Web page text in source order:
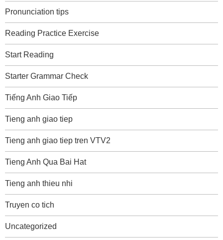
Pronunciation tips
Reading Practice Exercise
Start Reading
Starter Grammar Check
Tiếng Anh Giao Tiếp
Tieng anh giao tiep
Tieng anh giao tiep tren VTV2
Tieng Anh Qua Bai Hat
Tieng anh thieu nhi
Truyen co tich
Uncategorized